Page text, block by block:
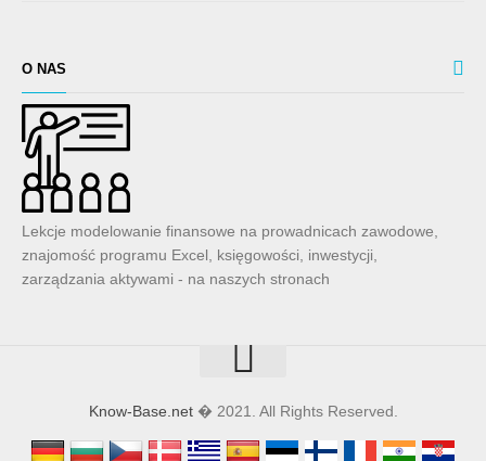
O NAS
Lekcje modelowanie finansowe na prowadnicach zawodowe,
znajomość programu Excel, księgowości, inwestycji,
zarządzania aktywami - na naszych stronach
Know-Base.net� 2021. All Rights Reserved.